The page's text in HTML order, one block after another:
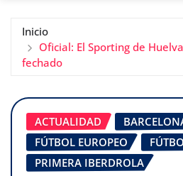
Inicio
Oficial: El Sporting de
fechado
ACTUALIDAD
FÚTBOL EUROPEO
PRIMERA IBERDROLA